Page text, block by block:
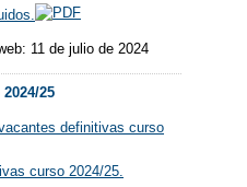
11 de julio de 2024
25
definitivas curso
curso 2024/25.